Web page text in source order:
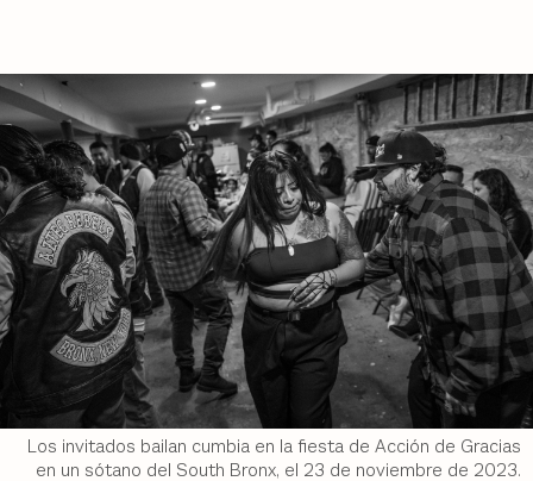
Los invitados bailan cumbia en la fiesta de Acción de Gracias
en un sótano del South Bronx, el 23 de noviembre de 2023.